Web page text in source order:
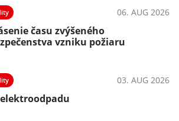
06. AUG 2026
času zvýšeného
vzniku požiaru
03. AUG 2026